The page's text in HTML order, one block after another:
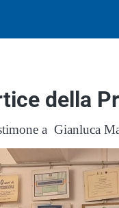
della
a Gianluca